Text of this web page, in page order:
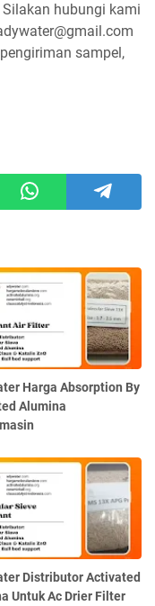
hubungi kami
sampel,
Harga Absorption By
Alumina
Distributor Activated
Untuk Ac Drier Filter